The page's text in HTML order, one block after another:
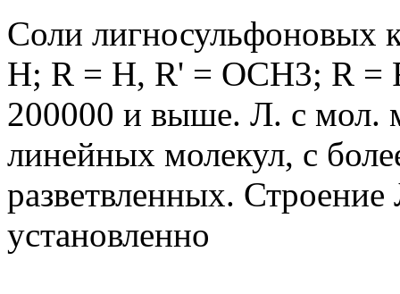
Соли лигносульфоновых
Н; R = Н, R' = ОСН3; R =
200000 и выше. Л. с мол.
линейных молекул, с
разветвленных.
установленно